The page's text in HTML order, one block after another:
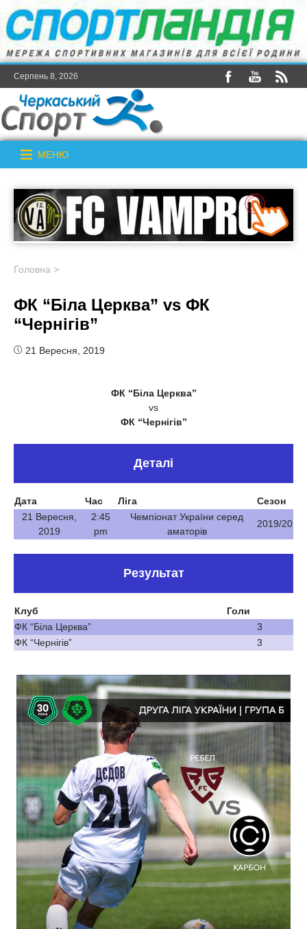
Серпень 8, 2026
МЕНЮ
Головна >
ФК “Біла Церква” vs ФК
“Чернігів”
21 Вересня, 2019
ФК “Біла Церква”
vs
ФК “Чернігів”
Деталі
Дата Час Ліга
Сезон
21 Вересня,
2019
2:45
pm
Чемпіонат України серед
аматорів
2019/20
Результат
Клуб
Голи
ФК “Біла Церква”
3
ФК “Чернігів”
3